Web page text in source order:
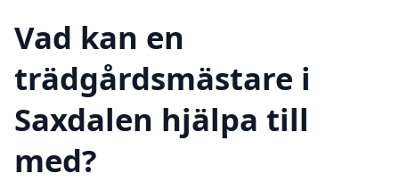
Vad kan en
trädgårdsmästare i
Saxdalen hjälpa till
med?